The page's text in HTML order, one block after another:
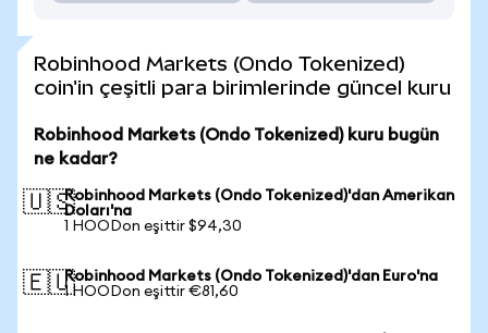
Robinhood Markets (Ondo Tokenized)
coin'in çeşitli para birimlerinde güncel kuru
Robinhood Markets (Ondo Tokenized) kuru bugün
ne kadar?
🇺🇸Robinhood Markets (Ondo Tokenized)'dan Amerikan
Doları'na
1 HOODon eşittir $94,30
🇪🇺Robinhood Markets (Ondo Tokenized)'dan Euro'na
1 HOODon eşittir €81,60